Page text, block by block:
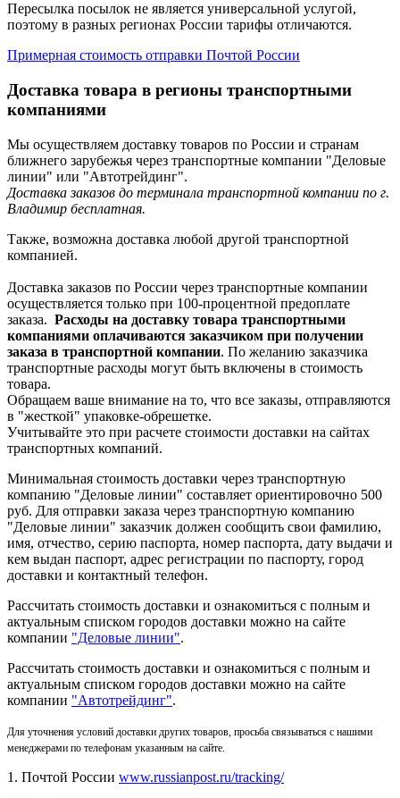
Пересылка посылок не является универсальной услугой,
поэтому в разных регионах России тарифы отличаются.
Примерная стоимость отправки Почтой России
Доставка товара в регионы транспортными
компаниями
Мы осуществляем доставку товаров по России и странам
ближнего зарубежья через транспортные компании "Деловые
линии" или "Автотрейдинг".
Доставка заказов до терминала транспортной компании по г.
Владимир бесплатная.
Также, возможна доставка любой другой транспортной
компанией.
Доставка заказов по России через транспортные компании
осуществляется только при 100-процентной предоплате
заказа. Расходы на доставку товара транспортными
компаниями оплачиваются заказчиком при получении
заказа в транспортной компании. По желанию заказчика
транспортные расходы могут быть включены в стоимость
товара.
Обращаем ваше внимание на то, что все заказы, отправляются
в "жесткой" упаковке-обрешетке.
Учитывайте это при расчете стоимости доставки на сайтах
транспортных компаний.
Минимальная стоимость доставки через транспортную
компанию "Деловые линии" составляет ориентировочно 500
руб. Для отправки заказа через транспортную компанию
"Деловые линии" заказчик должен сообщить свои фамилию,
имя, отчество, серию паспорта, номер паспорта, дату выдачи и
кем выдан паспорт, адрес регистрации по паспорту, город
доставки и контактный телефон.
Рассчитать стоимость доставки и ознакомиться с полным и
актуальным списком городов доставки можно на сайте
компании "Деловые линии".
Рассчитать стоимость доставки и ознакомиться с полным и
актуальным списком городов доставки можно на сайте
компании "Автотрейдинг".
Для уточнения условий доставки других товаров, просьба связываться с нашими
менеджерами по телефонам указанным на сайте.
1. Почтой России www.russianpost.ru/tracking/